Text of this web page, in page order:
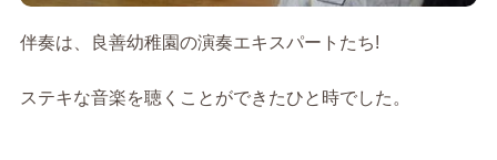
伴奏は、良善幼稚園の演奏エキスパートたち!
ステキな音楽を聴くことができたひと時でした。